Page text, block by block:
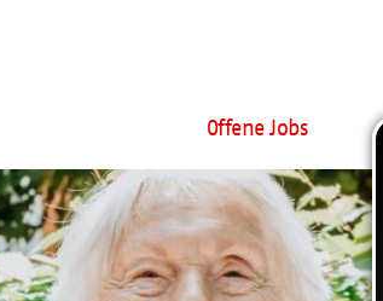
Offene Jobs